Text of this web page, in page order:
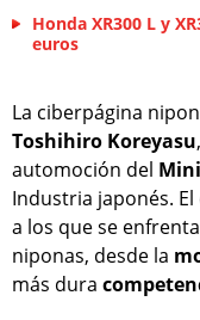
Honda XR300 L y
euros
La ciberpágina
Toshihiro Koreyasu
automoción del
Industria japonés.
a los que se
niponas, desde la
más dura